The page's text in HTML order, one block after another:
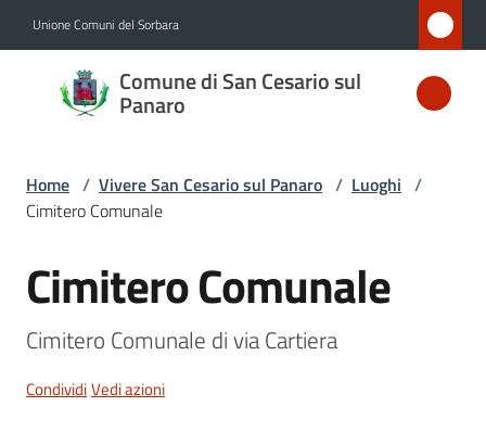
Unione Comuni del Sorbara
Comune di San Cesario sul
Panaro
Comune
di San
sul
Panaro
Amministrazione
Home / Vivere San Cesario sul Panaro / Luoghi /
Cimitero Comunale
Salta al contenuto
Cimitero Comunale
Cimitero Comunale di via Cartiera
CondividiVedi azioni